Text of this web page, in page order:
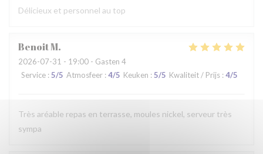
Délicieux et personnel au top
BenoitM
2026-07-31 - 19:00 - Gasten 4
Service : 5/5 Atmosfeer : 4/5 Keuken : 5/5 Kwaliteit / Prijs : 4/5
Très aréable repas en terrasse, moules nickel, serveur très
sympa